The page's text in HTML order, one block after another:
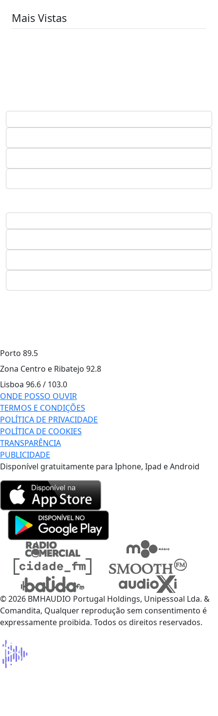
Mais Vistas
Porto 89.5
Zona Centro e Ribatejo 92.8
Lisboa 96.6 / 103.0
ONDE POSSO OUVIR
TERMOS E CONDIÇÕES
POLÍTICA DE PRIVACIDADE
POLÍTICA DE COOKIES
TRANSPARÊNCIA
PUBLICIDADE
Disponível gratuitamente para Iphone, Ipad e Android
© 2026 BMHAUDIO Portugal Holdings, Unipessoal Lda. &
Comandita, Qualquer reprodução sem consentimento é
expressamente proibida. Todos os direitos reservados.